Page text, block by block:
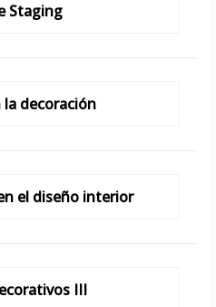
Staging
la decoración
el diseño interior
III